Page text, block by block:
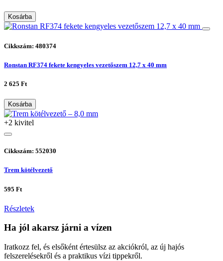
Kosárba
Cikkszám: 480374
Ronstan RF374 fekete kengyeles vezetőszem 12,7 x 40 mm
2 625 Ft
Kosárba
+2 kivitel
Cikkszám: 552030
Trem kötélvezető
595 Ft
Részletek
Ha jól akarsz járni a vízen
Iratkozz fel, és elsőként értesülsz az akciókról, az új hajós
felszerelésekről és a praktikus vízi tippekről.